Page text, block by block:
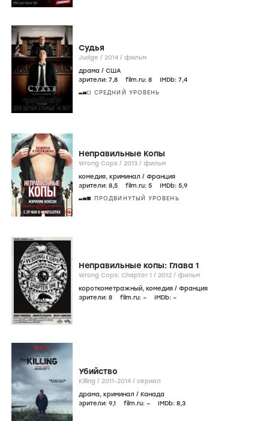
Судья
Judge / 2014 / фильм
драма / США
зрители: 7,8 film.ru: 8 IMDb: 7,4
СРЕДНИЙ УРОВЕНЬ
Неправильные Копы
Wrong Cops / 2013 / фильм
комедия, криминал / Франция
зрители: 8,5 film.ru: 5 IMDb: 5,9
ПРОДВИНУТЫЙ УРОВЕНЬ
Неправильные копы: Глава 1
Wrong Cops: Chapter 1 / 2012 / фильм
короткометражный, комедия / Франция
зрители: 8 film.ru: – IMDb: –
Убийство
Killing / 2011-2014 / сериал
драма, криминал / Канада
зрители: 9,1 film.ru: – IMDb: 8,3